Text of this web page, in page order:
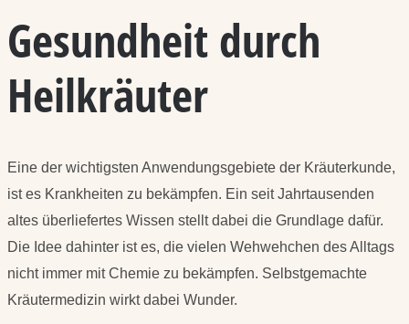
Gesundheit durch
Heilkräuter
Eine der wichtigsten Anwendungsgebiete der Kräuterkunde,
ist es Krankheiten zu bekämpfen. Ein seit Jahrtausenden
altes überliefertes Wissen stellt dabei die Grundlage dafür.
Die Idee dahinter ist es, die vielen Wehwehchen des Alltags
nicht immer mit Chemie zu bekämpfen. Selbstgemachte
Kräutermedizin wirkt dabei Wunder.